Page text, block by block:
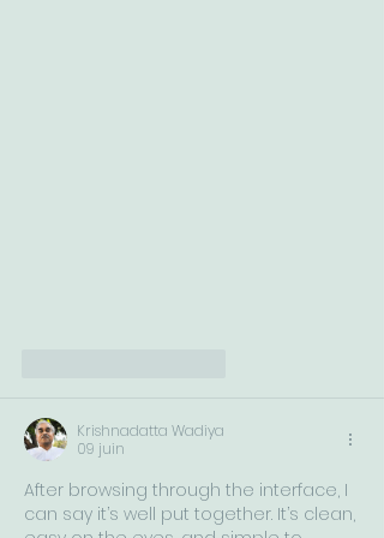
Krishnadatta Wadiya
09 juin
After browsing through the interface, I
can say it’s well put together. It’s clean,